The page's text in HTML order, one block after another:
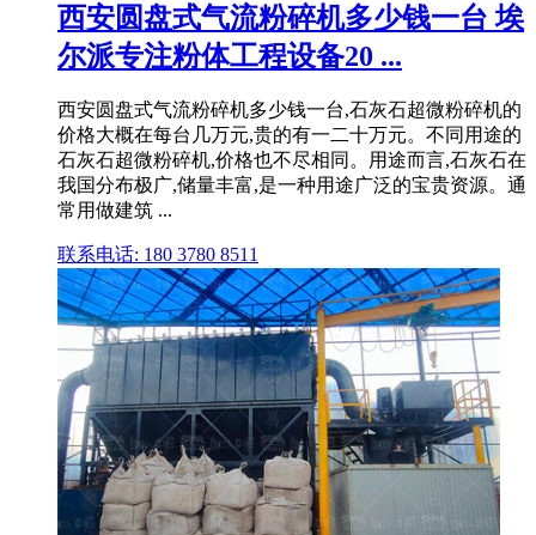
西安圆盘式气流粉碎机多少钱一台 埃
尔派专注粉体工程设备20 ...
西安圆盘式气流粉碎机多少钱一台,石灰石超微粉碎机的
价格大概在每台几万元,贵的有一二十万元。不同用途的
石灰石超微粉碎机,价格也不尽相同。用途而言,石灰石在
我国分布极广,储量丰富,是一种用途广泛的宝贵资源。通
常用做建筑 ...
联系电话: 180 3780 8511